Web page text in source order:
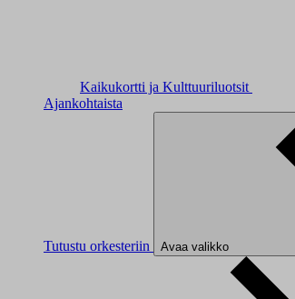
Kaikukortti ja Kulttuuriluotsit
Ajankohtaista
Tutustu orkesteriin Avaa valikko